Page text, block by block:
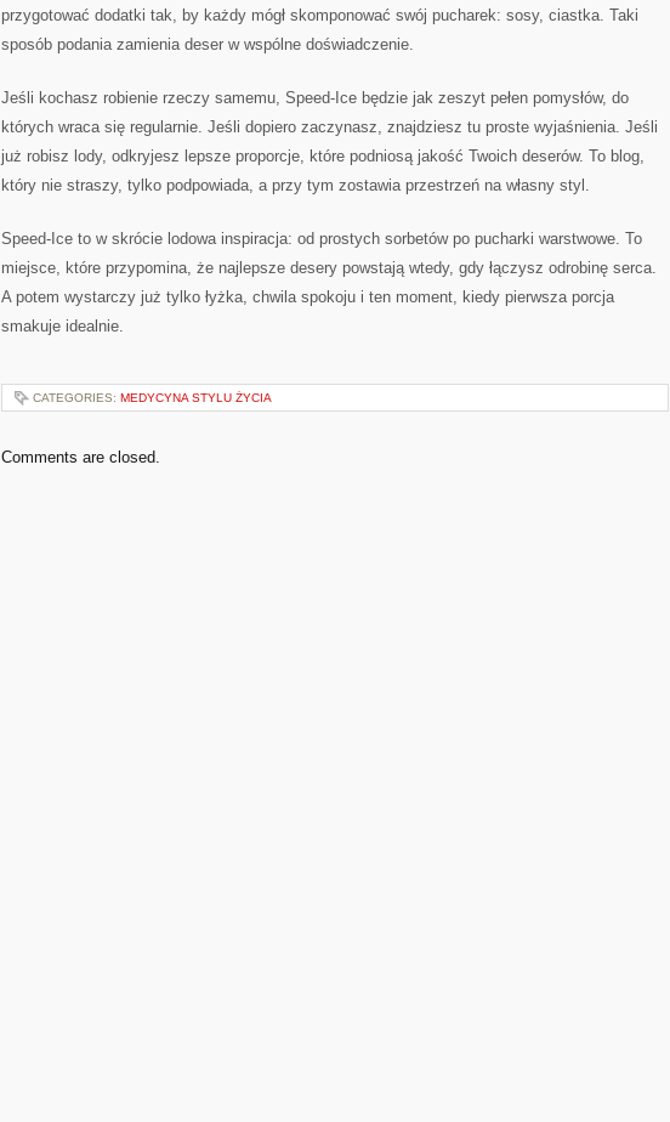
przygotować dodatki tak, by każdy mógł skomponować swój pucharek: sosy, ciastka. Taki
sposób podania zamienia deser w wspólne doświadczenie.
Jeśli kochasz robienie rzeczy samemu, Speed-Ice będzie jak zeszyt pełen pomysłów, do
których wraca się regularnie. Jeśli dopiero zaczynasz, znajdziesz tu proste wyjaśnienia. Jeśli
już robisz lody, odkryjesz lepsze proporcje, które podniosą jakość Twoich deserów. To blog,
który nie straszy, tylko podpowiada, a przy tym zostawia przestrzeń na własny styl.
Speed-Ice to w skrócie lodowa inspiracja: od prostych sorbetów po pucharki warstwowe. To
miejsce, które przypomina, że najlepsze desery powstają wtedy, gdy łączysz odrobinę serca.
A potem wystarczy już tylko łyżka, chwila spokoju i ten moment, kiedy pierwsza porcja
smakuje idealnie.
CATEGORIES: MEDYCYNA STYLU ŻYCIA
Comments are closed.